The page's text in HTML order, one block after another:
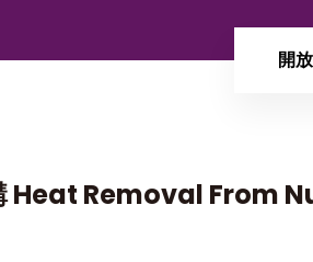
開
Heat Removal From